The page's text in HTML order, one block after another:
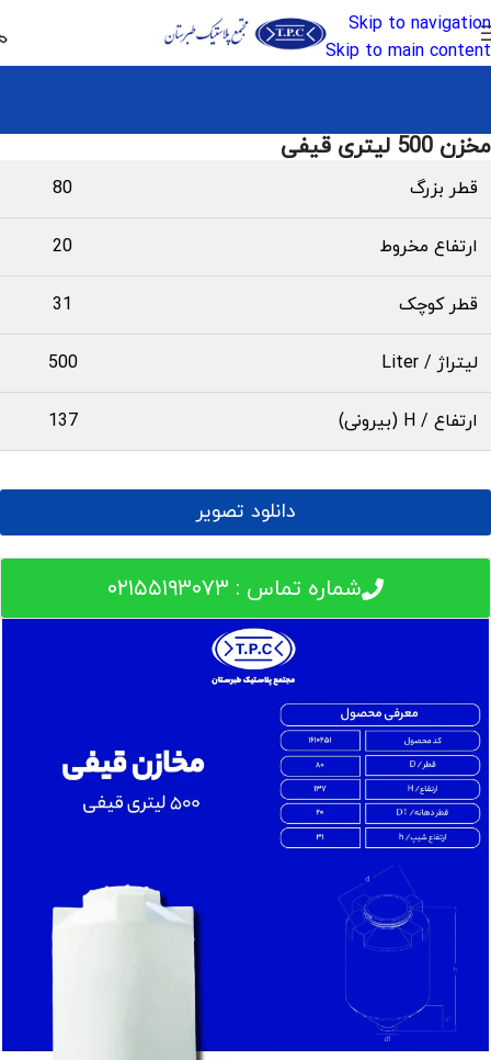
Skip to navigation
Skip to main content
مخزن 500 لیتری قیفی
قطر بزرگ 80
ارتفاع مخروط 20
قطر کوچک 31
لیتراژ / Liter 500
ارتفاع / H (بیرونی) 137
دانلود تصویر
شماره تماس : ۰۲۱۵۵۱۹۳۰۷۳